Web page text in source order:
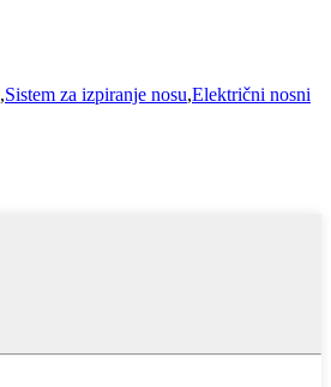
,Sistem za izpiranje nosu,Električni nosni